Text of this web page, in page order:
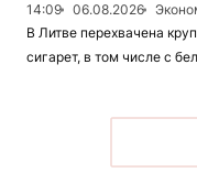
14:09
06.08.2026
В Литве перехвачена
сигарет, в том числе с